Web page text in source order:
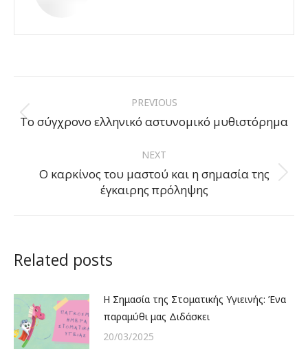
navigation
PREVIOUS
Previous
Το σύγχρονο ελληνικό αστυνομικό μυθιστόρημα
NEXT
Next
post:
Ο καρκίνος του μαστού και η σημασία της
έγκαιρης πρόληψης
Related posts
Η Σημασία της Στοματικής Υγιεινής: Ένα
παραμύθι μας Διδάσκει
20/03/2025